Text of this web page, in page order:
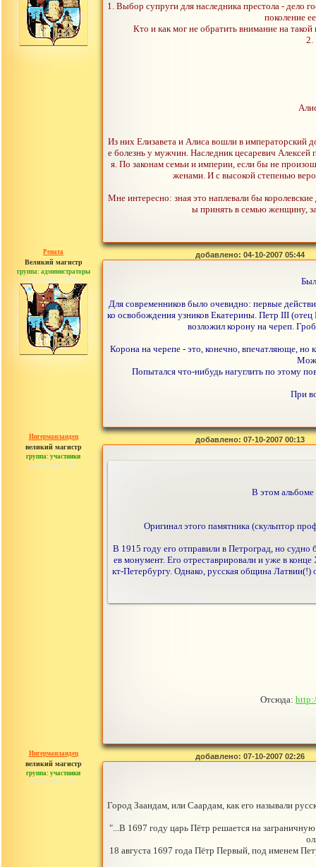
1. Выбор супруги для наследника престола - дело
поколение
Кто и как мог не обратить внимание на
2.
Из них Елизавета и Алиса вошли в императорский
е болезнь у мужчин. Наследник цесаревич
я. По законам семьи и империи, если бы не
женами. И с высокой степенью
Мне интересно: зная это наплевали бы
ы принять в семью женщину,
Рената
Великий магистр
группа: администраторы
сообщений: 30442
добавлено: 04-10-2007 05:44
Для современников было очевидно: первые
ко освобождения узников Екатерины. Петр III (отец
возложил корону на череп.
Корона на черепе - это, конечно, впечатляюще,
Попытался что-нибудь нагуглить по этому
При
Ингерманландец
великий магистр
группа: участники
сообщений: 792
добавлено: 07-10-2007 00:13
В этом альбоме
Оригинал этого памятника (скульптор
В 1915 году его отправили в Петроград, но
ев монумент. Его отреставрировали и уже в
кт-Петербургу. Однако, русская община Латвии(!)
Отсюда:
Ингерманландец
великий магистр
группа: участники
сообщений: 792
добавлено: 07-10-2007 02:26
Город Заандам, или Саардам, как его называли
"...В 1697 году царь Пётр решается на
18 августа 1697 года Пётр Первый, под именем